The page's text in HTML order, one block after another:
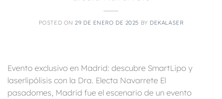
POSTED ON29 DE ENERO DE 2025 BY DEKALASER
Evento exclusivo en Madrid: descubre SmartLipo y
laserlipólisis con la Dra. Electa Navarrete El
pasadomes, Madrid fue el escenario de un evento